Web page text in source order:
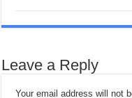
Leave a Reply
Your email address will not